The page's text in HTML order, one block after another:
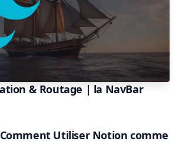
& Routage | la NavBar
Utiliser Notion comme